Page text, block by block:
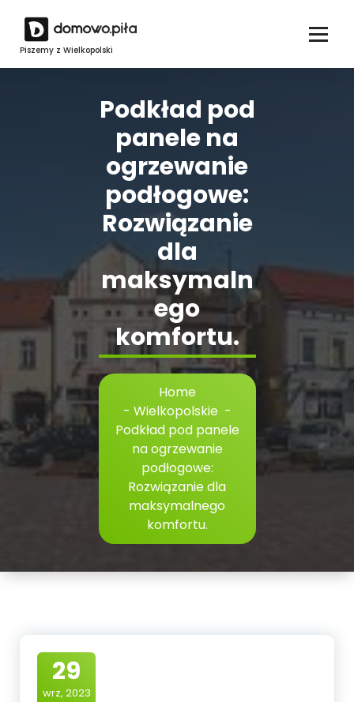
content
Piszemy z Wielkopolski
Podkład pod
panele na
ogrzewanie
podłogowe:
Rozwiązanie
dla
maksymaln
ego
komfortu.
Home
- Wielkopolskie-
Podkład pod panele
na ogrzewanie
podłogowe:
Rozwiązanie dla
maksymalnego
komfortu.
29
wrz, 2023